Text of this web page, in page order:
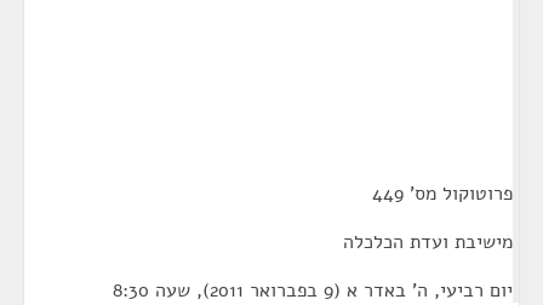
פרוטוקול מס' 449
מישיבת ועדת הכלכלה
יום רביעי, ה' באדר א (9 בפברואר 2011), שעה 8:30